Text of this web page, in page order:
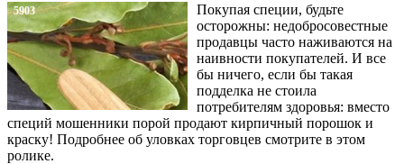
5903
Покупая специи, будьте
осторожны: недобросовестные
продавцы часто наживаются на
наивности покупателей. И все
бы ничего, если бы такая
подделка не стоила
потребителям здоровья: вместо
специй мошенники порой продают кирпичный порошок и
краску! Подробнее об уловках торговцев смотрите в этом
ролике.